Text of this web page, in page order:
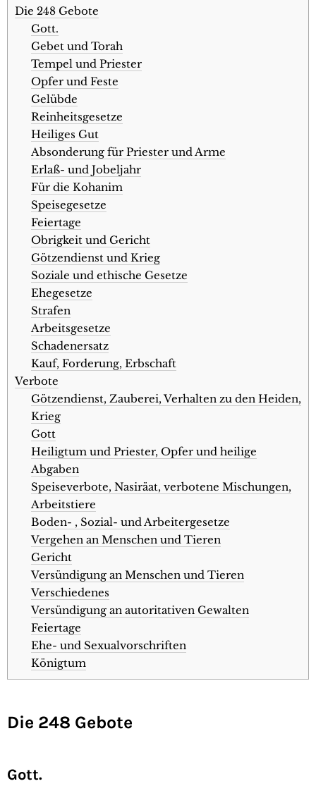
Die 248 Gebote
Gott.
Gebet und Torah
Tempel und Priester
Opfer und Feste
Gelübde
Reinheitsgesetze
Heiliges Gut
Absonderung für Priester und Arme
Erlaß- und Jobeljahr
Für die Kohanim
Speisegesetze
Feiertage
Obrigkeit und Gericht
Götzendienst und Krieg
Soziale und ethische Gesetze
Ehegesetze
Strafen
Arbeitsgesetze
Schadenersatz
Kauf, Forderung, Erbschaft
Verbote
Götzendienst, Zauberei, Verhalten zu den Heiden,
Krieg
Gott
Heiligtum und Priester, Opfer und heilige
Abgaben
Speiseverbote, Nasiräat, verbotene Mischungen,
Arbeitstiere
Boden- , Sozial- und Arbeitergesetze
Vergehen an Menschen und Tieren
Gericht
Versündigung an Menschen und Tieren
Verschiedenes
Versündigung an autoritativen Gewalten
Feiertage
Ehe- und Sexualvorschriften
Königtum
Die 248 Gebote
Gott.